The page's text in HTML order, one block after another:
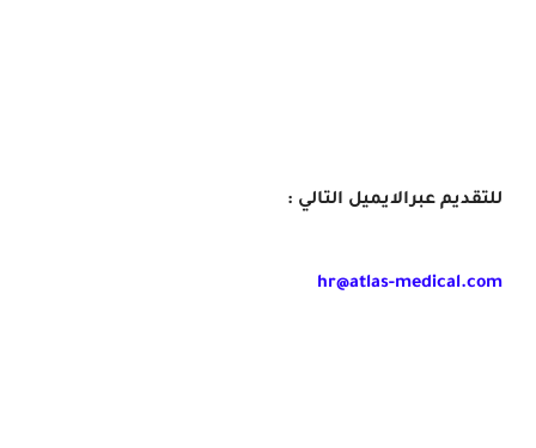
للتقديم عبرالايميل التالي :
hr@atlas-medical.com